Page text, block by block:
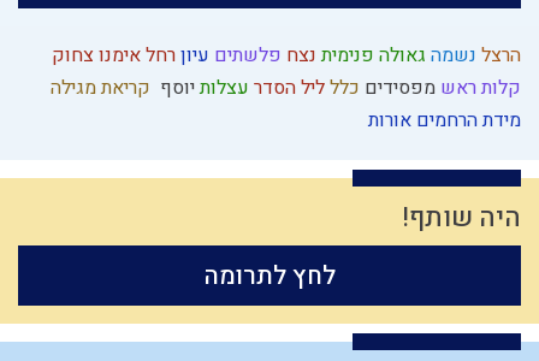
הרצל נשמה גאולה פנימיתנצח פלשתים עיוןרחל אימנוצחוק
קלות ראש מפסידים כללליל הסדר עצלותיוסף קריאת מגילה
מידת הרחמים אורות
היה שותף!
לחץ לתרומה